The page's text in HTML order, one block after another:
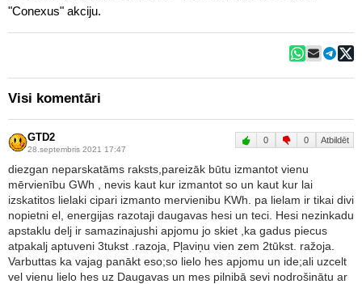
"Conexus" akciju.
Visi komentāri
GTD2
28.septembris 2021 17:47
0 0 Atbildēt
diezgan neparskatāms raksts,pareizāk būtu izmantot vienu
mērvienību GWh , nevis kaut kur izmantot so un kaut kur lai
izskatitos lielaki cipari izmanto mervienibu KWh. pa lielam ir tikai divi
nopietni el, energijas razotaji daugavas hesi un teci. Hesi nezinkadu
apstaklu delj ir samazinajushi apjomu jo skiet ,ka gadus piecus
atpakalj aptuveni 3tukst .razoja, Pļaviņu vien zem 2tūkst. ražoja.
Varbuttas ka vajag panākt eso;so lielo hes apjomu un ide;ali uzcelt
vel vienu lielo hes uz Daugavas un mes pilnibā sevi nodrošinātu ar